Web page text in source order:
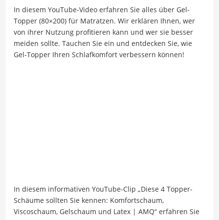
In diesem YouTube-Video erfahren Sie alles über Gel-
Topper (80×200) für Matratzen. Wir erklären Ihnen, wer
von ihrer Nutzung profitieren kann und wer sie besser
meiden sollte. Tauchen Sie ein und entdecken Sie, wie
Gel-Topper Ihren Schlafkomfort verbessern können!
In diesem informativen YouTube-Clip „Diese 4 Topper-
Schäume sollten Sie kennen: Komfortschaum,
Viscoschaum, Gelschaum und Latex | AMQ“ erfahren Sie